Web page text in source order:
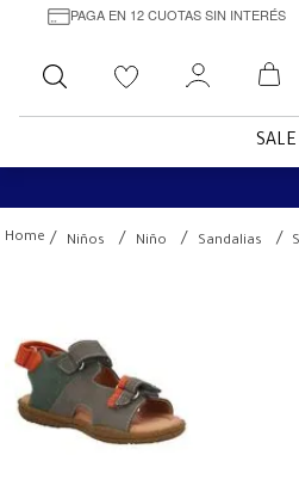
PAGA EN 12 CUOTAS SIN INTERÉS
Buscar
SALE
Niños Niño Sandalias